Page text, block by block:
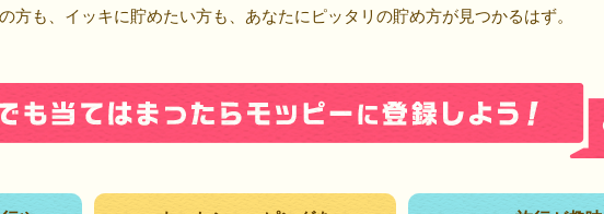
方も、イッキに貯めたい方も、あなたにピッタリの貯め方が見つかるはず。